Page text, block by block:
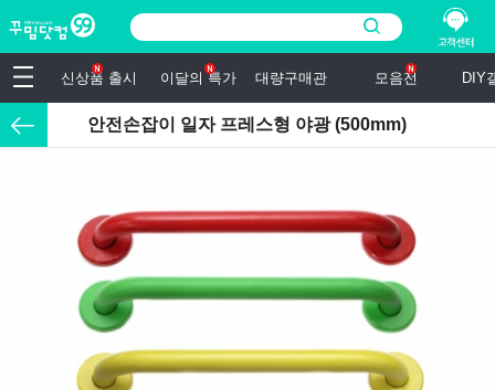
신상품 출시 이달의 특가 대량구매관 모음전 DIY
안전손잡이 일자 프레스형 야광 (500mm)